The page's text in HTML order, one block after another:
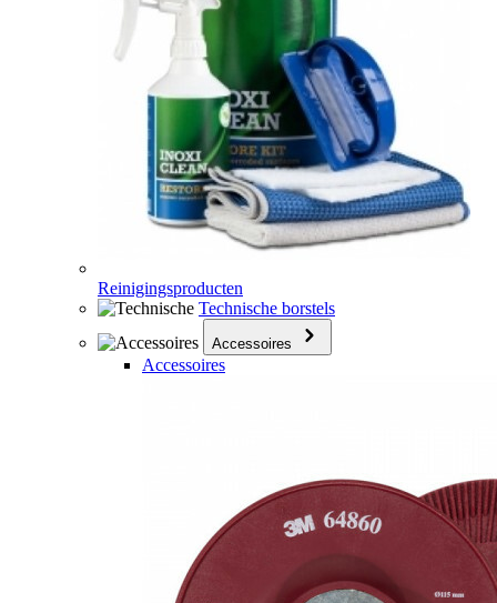
Reinigingsproducten
Technische borstels
Accessoires
Accessoires